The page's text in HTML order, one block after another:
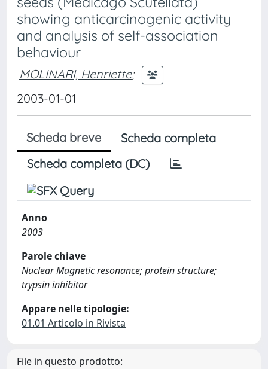
showing anticarcinogenic activity
and analysis of self-association
behaviour
MOLINARI, Henriette;
2003-01-01
Scheda breve
Scheda completa
Scheda completa (DC)
Anno
2003
Parole chiave
Nuclear Magnetic resonance; protein structure;
trypsin inhibitor
Appare nelle tipologie:
01.01 Articolo in Rivista
File in questo prodotto: